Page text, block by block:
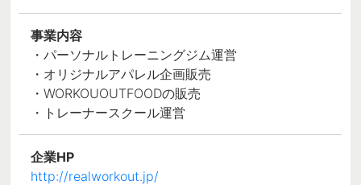
事業内容
・パーソナルトレーニングジム運営
・オリジナルアパレル企画販売
・WORKOUOUTFOODの販売
・トレーナースクール運営
企業HP
http://realworkout.jp/